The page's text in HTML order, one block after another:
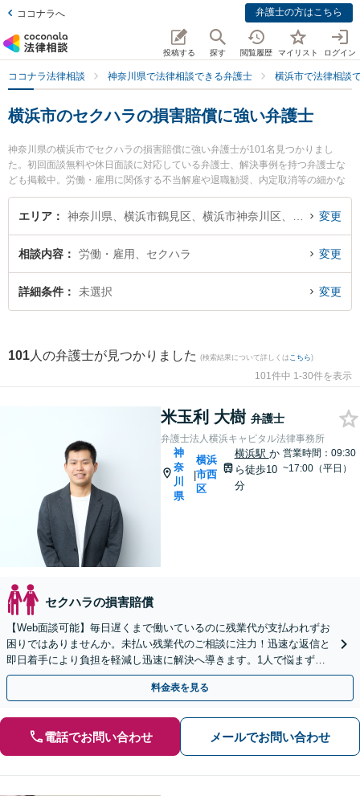
ココナラへ 弁護士の方はこちら
投稿する 探す 閲覧履歴 マイリスト ログイン
ココナラ法律相談 神奈川県で法律相談できる弁護士 横浜市で法律相談
横浜市のセクハラの損害賠償に強い弁護士
神奈川県の横浜市でセクハラの損害賠償に強い弁護士が101名見つかりまし
た。初回面談無料や休日面談に対応している弁護士、解決事例を持つ弁護士な
ども掲載中。労働・雇用に関係する不当解雇や退職勧奨、内定取消等の細かな
分野での絞り込み検索もでき便利です。特に弁護士法人横浜キャピタル法律事
務所の米玉利 大樹弁護士や横浜ユーリス法律事務所の関戸 淳平弁護士、横浜合
ラブルを今すぐに弁護士に相談したい』『セクハラの損害賠償のトラブル解決
の実績豊富な近くの弁護士を検索したい』『初回相談無料でセクハラの損害賠
償を法律相談できる横浜市内の弁護士に相談予約したい』などでお困りの相談
エリア 変更
相談内容 労働・雇用、セクハラ 変更
詳細条件 未選択 変更
101 人の弁護士が見つかりました (検索結果について詳しくは こちら)
101件中 1-30件を表示
米玉利 大樹 弁護士
弁護士法人横浜キャピタル法律事務所
神
奈
川
県
|
横浜
市西
区
横浜駅 か
ら徒歩10
分
営業時間：09:30
~17:00（平日）
セクハラの損害賠償
【Web面談可能】毎日遅くまで働いているのに残業代が支払われずお
困りではありませんか。未払い残業代のご相談に注力！迅速な返信と
即日着手により負担を軽減し迅速に解決へ導きます。1人で悩まずま
ずはご相談ください。
料金表を見る
電話でお問い合わせ メールでお問い合わせ